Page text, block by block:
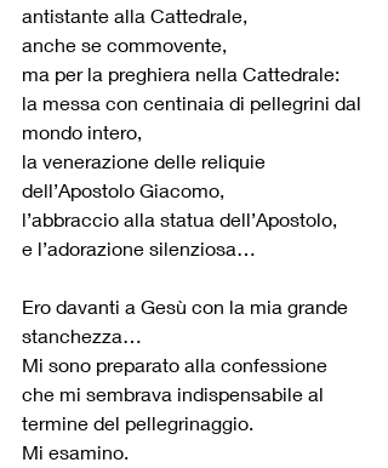
antistante alla Cattedrale,
anche se commovente,
ma per la preghiera nella Cattedrale:
la messa con centinaia di pellegrini dal
mondo intero,
la venerazione delle reliquie
dell’Apostolo Giacomo,
l’abbraccio alla statua dell’Apostolo,
e l’adorazione silenziosa…
Ero davanti a Gesù con la mia grande
stanchezza…
Mi sono preparato alla confessione
che mi sembrava indispensabile al
termine del pellegrinaggio.
Mi esamino.